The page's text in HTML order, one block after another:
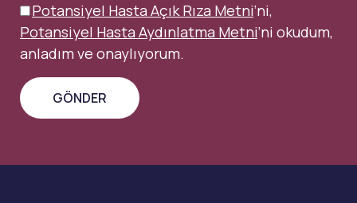
Potansiyel Hasta Açık Rıza Metni’ni,
Potansiyel Hasta Aydınlatma Metni’ni okudum,
anladım ve onaylıyorum.